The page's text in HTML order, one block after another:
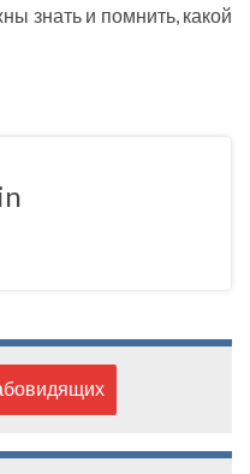
знать и помнить, какой